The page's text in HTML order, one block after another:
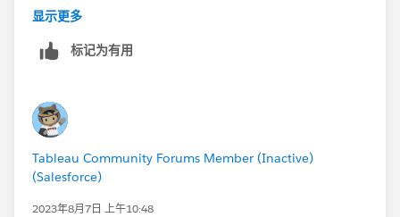
した人が何人いたか？
いと考えています。
※データベースフィルターで範囲を1週間に設定してお
く
①購入者ごとの最少購入日
{ FIXED [購入者Id],[Shop Id]:MIN([購入日)}
②新規/リピート
IIF(①で作った計算式 = [購入日], "新規", "リピート")
显示更多
标记为有用
Tableau Community Forums Member (Inactive)
(Salesforce)
2023年8月7日 上午10:48